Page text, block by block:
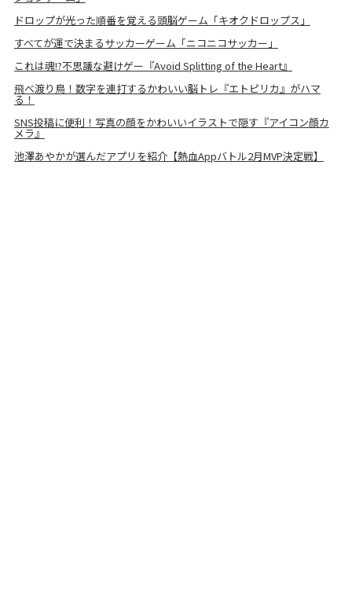
ドロップが光った順番を覚える頭脳ゲーム「キオクドロップス」
すべてが運で決まるサッカーゲーム「ニコニコサッカー」
これは魂!?不思議な避けゲー『Avoid Splitting of the Heart』
飛べ渡り鳥！数字を連打するかわいい脳トレ『エトピリカ』がハマ
る！
SNS投稿に便利！写真の顔をかわいいイラストで隠す『アイコン顔カ
メラ』
池澤あやかが選んだアプリを紹介【熱血Appバトル2月MVP決定戦】